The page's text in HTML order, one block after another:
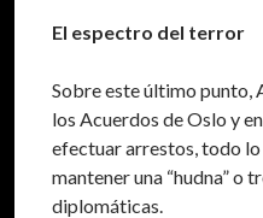
El espectro del terror
Sobre este último punto,
los Acuerdos de Oslo y
efectuar arrestos, todo lo
mantener una “hudna”
diplomáticas.